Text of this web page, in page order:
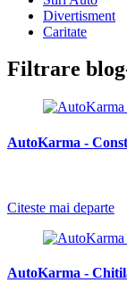
Divertisment
Caritate
Filtrare
AutoKarma -
Citeste mai departe
AutoKarma -